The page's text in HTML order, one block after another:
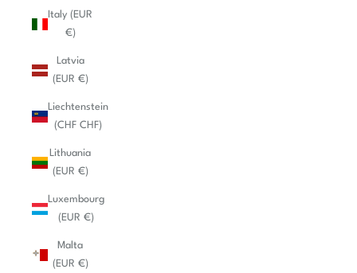
Italy (EUR
€)
Latvia
(EUR €)
Liechtenstein
(CHF CHF)
Lithuania
(EUR €)
Luxembourg
(EUR €)
Malta
(EUR €)